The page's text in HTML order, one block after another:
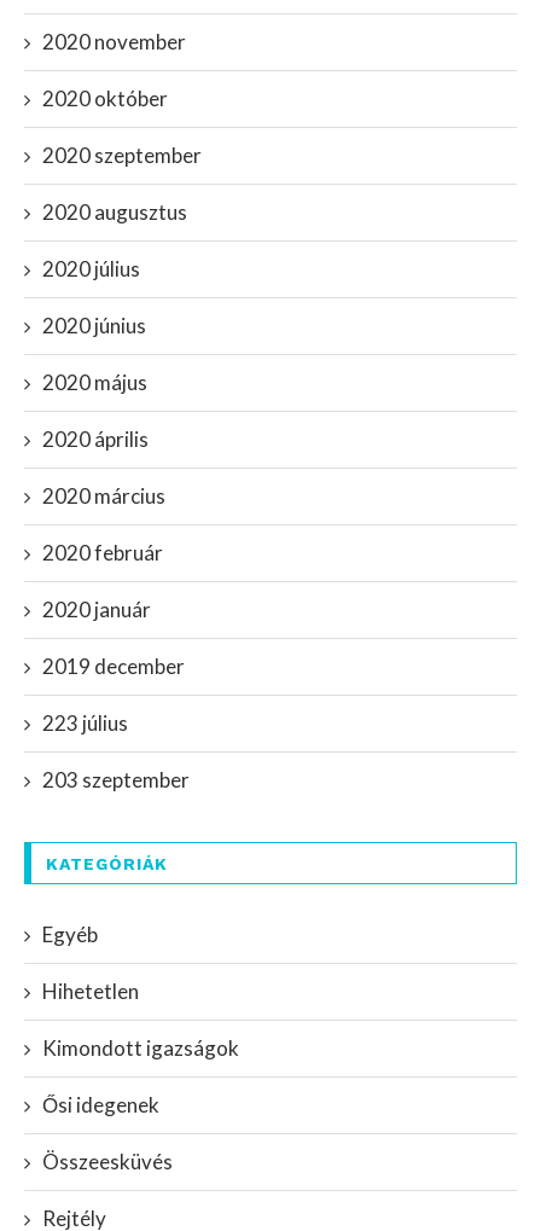
2020 november
2020 október
2020 szeptember
2020 augusztus
2020 július
2020 június
2020 május
2020 április
2020 március
2020 február
2020 január
2019 december
223 július
203 szeptember
KATEGÓRIÁK
Egyéb
Hihetetlen
Kimondott igazságok
Ősi idegenek
Összeesküvés
Rejtély